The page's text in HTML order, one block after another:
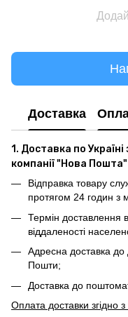
Доставка
1. Доставка по
компанії "Нова Пошта"
Відправка товару
протягом 24 годин
Термін доставлення
віддаленості
Адресна доставка до
Пошти;
Доставка до
Оплата доставки